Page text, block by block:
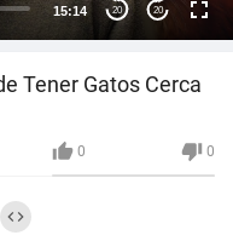
15:14 20 20
Tener Gatos Cerca
0 0